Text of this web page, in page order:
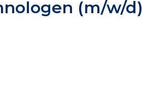
(m/w/d)